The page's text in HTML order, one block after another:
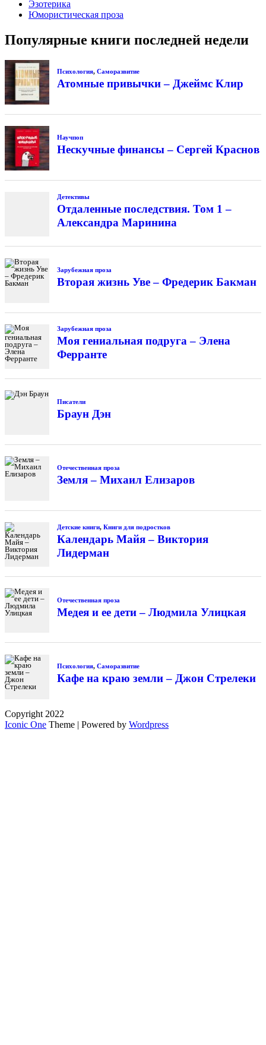
Эзотерика
Юмористическая проза
Популярные книги последней недели
Психология, Саморазвитие
Атомные привычки – Джеймс Клир
Научпоп
Нескучные финансы – Сергей Краснов
Детективы
Отдаленные последствия. Том 1 –
Александра Маринина
Зарубежная проза
Вторая жизнь Уве – Фредерик Бакман
Зарубежная проза
Моя гениальная подруга – Элена
Ферранте
Писатели
Браун Дэн
Отечественная проза
Земля – Михаил Елизаров
Детские книги, Книги для подростков
Календарь Майя – Виктория
Лидерман
Отечественная проза
Медея и ее дети – Людмила Улицкая
Психология, Саморазвитие
Кафе на краю земли – Джон Стрелеки
Copyright 2022
Iconic One Theme | Powered by Wordpress